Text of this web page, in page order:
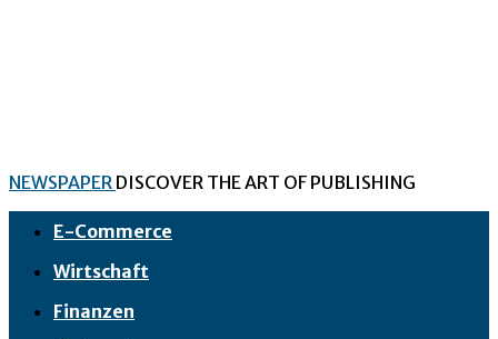
NEWSPAPER DISCOVER THE ART OF PUBLISHING
E-Commerce
Wirtschaft
Finanzen